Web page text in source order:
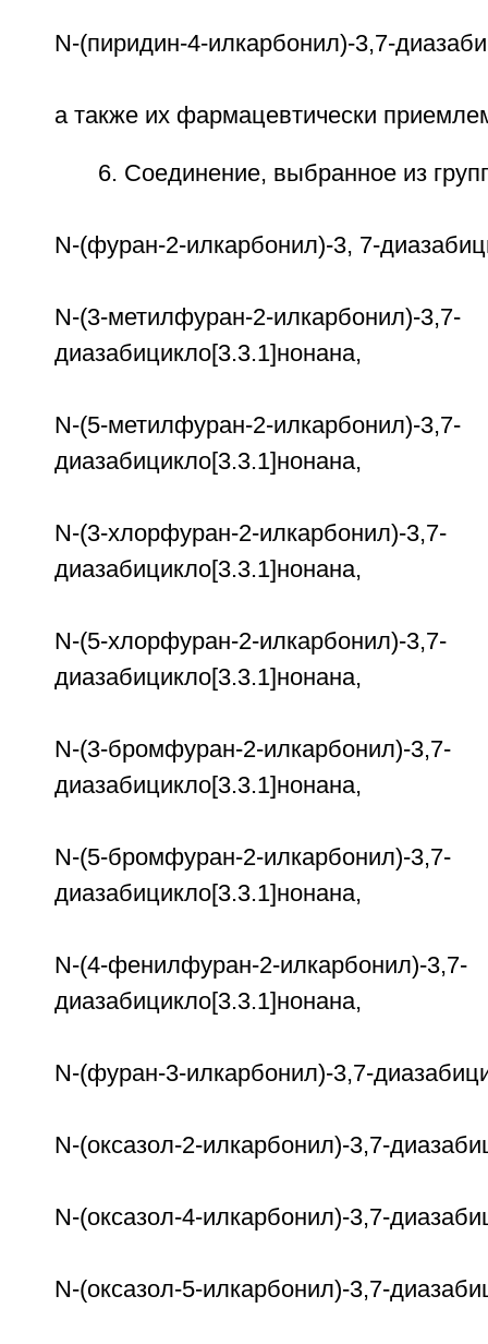
N-(пиридин-4-илкарбонил)-3,7-
а также их фармацевтически
6. Соединение, выбранное из
N-(фуран-2-илкарбонил)-3, 7-
N-(3-метилфуран-2-илкарбонил)-3,7-
диазабицикло[3.3.1]нонана,
N-(5-метилфуран-2-илкарбонил)-3,7-
диазабицикло[3.3.1]нонана,
N-(3-хлорфуран-2-илкарбонил)-3,7-
диазабицикло[3.3.1]нонана,
N-(5-хлорфуран-2-илкарбонил)-3,7-
диазабицикло[3.3.1]нонана,
N-(3-бромфуран-2-илкарбонил)-3,7-
диазабицикло[3.3.1]нонана,
N-(5-бромфуран-2-илкарбонил)-3,7-
диазабицикло[3.3.1]нонана,
N-(4-фенилфуран-2-илкарбонил)-3,7-
диазабицикло[3.3.1]нонана,
N-(фуран-3-илкарбонил)-3,7-
N-(оксазол-2-илкарбонил)-3,7-
N-(оксазол-4-илкарбонил)-3,7-
N-(оксазол-5-илкарбонил)-3,7-